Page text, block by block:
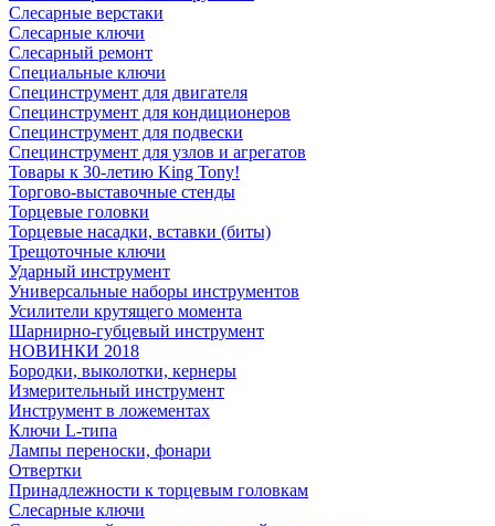
Слесарные верстаки
Слесарные ключи
Слесарный ремонт
Специальные ключи
Специнструмент для двигателя
Специнструмент для кондиционеров
Специнструмент для подвески
Специнструмент для узлов и агрегатов
Товары к 30-летию King Tony!
Торгово-выставочные стенды
Торцевые головки
Торцевые насадки, вставки (биты)
Трещоточные ключи
Ударный инструмент
Универсальные наборы инструментов
Усилители крутящего момента
Шарнирно-губцевый инструмент
НОВИНКИ 2018
Бородки, выколотки, кернеры
Измерительный инструмент
Инструмент в ложементах
Ключи L-типа
Лампы переноски, фонари
Отвертки
Принадлежности к торцевым головкам
Слесарные ключи